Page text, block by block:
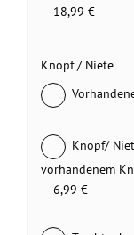
18,99 €
Knopf / Niete
Knopf/
vorhandenem
6,99 €